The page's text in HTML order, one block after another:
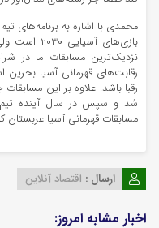
محمدی با اشاره به برنامه‌های
بازی‌های
نزدیک‌ترین مسابقات ما در
رقابت‌های قهرمانی آسیا
رقبا باشد. علاوه بر این مسابقات
شد و سپس در سال آینده تیم
مسابقات قهرمانی آسیا عربستان
ارسال : اقتصاد آنلاین
اخبار مشابه امروز: